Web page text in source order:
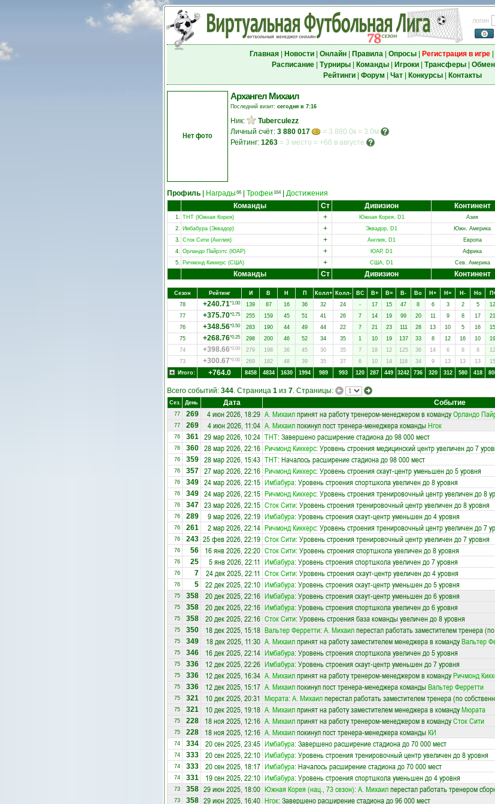
логин
Главная| Новости| Онлайн| Правила| Опросы| Регистрация в игре|
Расписание| Турниры| Команды| Игроки| Трансферы|
Рейтинги| Форум Чат| Конкурсы| Контакты
Нет фото
Архангел Михаил
Последний визит: сегодня в 7:16
Ник:
Tuberculezz
Личный счёт: 3 880 017
= 3 880.0к = 3.0м
Рейтинг: 1263 = 3 место = +66 в августе
Профиль Награды 66 Трофеи 164| Достижения
Команды
Ст Дивизион Континент
1. ТНТ (Южная Корея) + Южная Корея, D1 Азия
2. Имбабура (Эквадор) + Эквадор, D1 Южн. Америка
3. Сток Сити (Англия) + Англия, D1 Европа
4. Орландо Пайрэтс (ЮАР) + ЮАР, D1 Африка
5. Ричмонд Киккерс (США) + США, D1 Сев. Америка
Команды Ст Дивизион Континент
Сезон Рейтинг И В Н П Колл+ Колл- ВC В+ В= В- Вo Н+ Н= Н- Нo
78
+240.71*1.00 139 87 16 36 32 24 - 17 15 47 8 6 3 2 5 12
77
+375.70*0.75 255 159 45 51 41 26 7 14 19 99 20 11 9 8 17 21
76
+348.56*0.50 283 190 44 49 44 22 7 21 23 111 28 13 10 5 16 15
75
+268.76*0.25 298 200 46 52 34 35 1 10 19 137 33 8 12 16 10 19
74
+398.66*0.00 279 198 36 45 30 35 7 18 12 125 36 14 6 8 8 12
73
+300.67*0.00 269 182 48 39 35 37 6 10 14 118 34 9 13 13 13 15
Итого:
+764.0 8458 4834 1630 1994 989 993 120 287 449 3242 736 320 312 580 418
Всего событий: 344. Страница 1 из 7. Страницы:
Сез. День Дата Событие
77 269 4 июн 2026, 18:29 А. Михаилпринят на работу тренером-менеджером в командуОрландо
77 269 4 июн 2026, 11:04 А. Михаилпокинул пост тренера-менеджера команды Нгок
76 361 29 мар 2026, 10:24 ТНТ: Завершено расширение стадиона до 98 000 мест
76 360 28 мар 2026, 22:16 Ричмонд Киккерс: Уровень строения медицинский центр увеличен до 7
76 359 28 мар 2026, 15:43 ТНТ: Началось расширение стадиона до 98 000 мест
76 357 27 мар 2026, 22:16 Ричмонд Киккерс: Уровень строения скаут-центр уменьшен до 5 уровня
76 349 24 мар 2026, 22:15 Имбабура: Уровень строения спортшкола увеличен до 8 уровня
76 349 24 мар 2026, 22:15 Ричмонд Киккерс: Уровень строения тренировочный центр увеличен до 8
76 347 23 мар 2026, 22:15 Сток Сити: Уровень строения тренировочный центр увеличен до 8 уровня
76 289 9 мар 2026, 22:19 Имбабура: Уровень строения скаут-центр уменьшен до 4 уровня
76 261 2 мар 2026, 22:14 Ричмонд Киккерс: Уровень строения тренировочный центр увеличен до 7
76 243 25 фев 2026, 22:19 Сток Сити: Уровень строения тренировочный центр увеличен до 7 уровня
76 56 16 янв 2026, 22:20 Сток Сити: Уровень строения спортшкола увеличен до 8 уровня
76 25 5 янв 2026, 22:11 Имбабура: Уровень строения спортшкола увеличен до 7 уровня
76 7 24 дек 2025, 22:11 Сток Сити: Уровень строения скаут-центр увеличен до 4 уровня
76 5 22 дек 2025, 22:10 Имбабура: Уровень строения скаут-центр уменьшен до 5 уровня
75 358 20 дек 2025, 22:16 Имбабура: Уровень строения скаут-центр уменьшен до 6 уровня
75 358 20 дек 2025, 22:16 Имбабура: Уровень строения спортшкола увеличен до 6 уровня
75 358 20 дек 2025, 22:16 Сток Сити: Уровень строения база команды увеличен до 8 уровня
75 350 18 дек 2025, 15:18 Вальтер Ферретти: А. Михаилперестал работать заместителем тренера
75 349 18 дек 2025, 11:30 А. Михаилпринят на работу заместителем менеджера в командуВальтер
75 346 16 дек 2025, 22:14 Имбабура: Уровень строения спортшкола увеличен до 5 уровня
75 336 12 дек 2025, 22:26 Имбабура: Уровень строения скаут-центр уменьшен до 7 уровня
75 336 12 дек 2025, 16:34 А. Михаилпринят на работу тренером-менеджером в командуРичмонд
75 336 12 дек 2025, 15:17 А. Михаилпокинул пост тренера-менеджера команды Вальтер Ферретти
75 321 10 дек 2025, 20:31 Мюрата: А. Михаилперестал работать заместителем тренера (по
75 321 10 дек 2025, 19:18 А. Михаилпринят на работу заместителем менеджера в командуМюрата
75 228 18 ноя 2025, 12:16 А. Михаилпринят на работу тренером-менеджером в командуСток Сити
75 228 18 ноя 2025, 12:16 А. Михаилпокинул пост тренера-менеджера команды КИ
74 334 20 сен 2025, 23:45 Имбабура: Завершено расширение стадиона до 70 000 мест
74 333 20 сен 2025, 22:10 Имбабура: Уровень строения тренировочный центр увеличен до 8 уровня
74 333 20 сен 2025, 18:17 Имбабура: Началось расширение стадиона до 70 000 мест
74 331 19 сен 2025, 22:10 Имбабура: Уровень строения спортшкола уменьшен до 4 уровня
73 358 29 июн 2025, 18:00 Южная Корея (нац., 73 сезон): А. Михаилперестал работать тренером
73 358 29 июн 2025, 16:40 Нгок: Завершено расширение стадиона до 96 000 мест